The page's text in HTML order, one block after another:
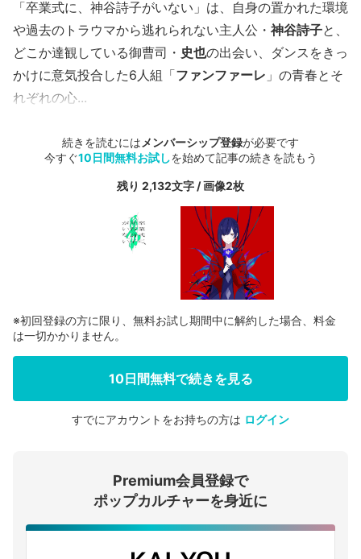
「卒業式に、神谷詩子がいない」は、自身の置かれた環境
や過去のトラウマから逃れられない主人公・ 神谷詩子と、
どこか達観している御曹司・ 史也の出会い、ダンスをきっ
かけに意気投合した6人組「ファンファーレ 」の青春とそ
れぞれの心...
続きを読むには メンバーシップ登録が必要です
今すぐ10日間無料お試しを始めて記事の続きを読もう
残り 2,132文字 / 画像2枚
会員登録する
ログインする
※初回登録の方に限り、無料お試し期間中に解約した場合、料金
は一切かかりません。
10日間無料で続きを見る
すでにアカウントをお持ちの方は ログイン
Premium会員登録で
ポップカルチャーを身近に